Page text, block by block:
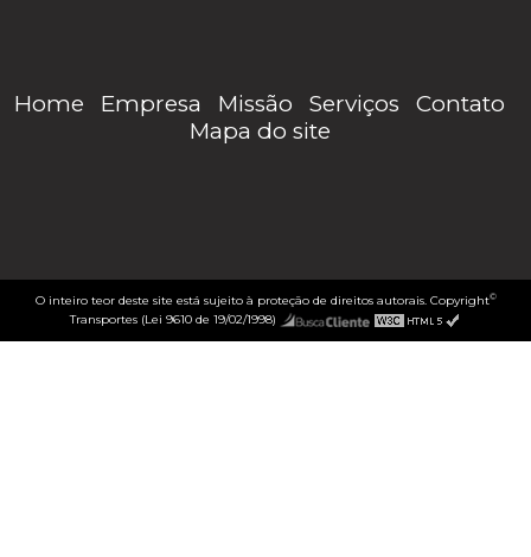
Home Empresa Missão Serviços
Contato
Mapa do site
O inteiro teor deste site está sujeito à proteção de direitos autorais. Copyright©
Transportes (Lei 9610 de 19/02/1998)